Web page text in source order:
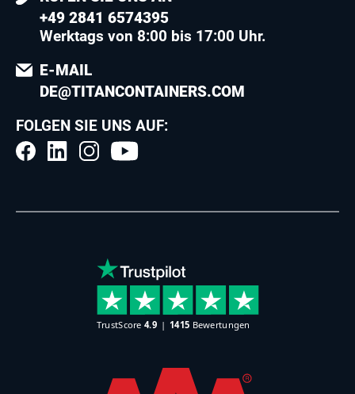
+49 2841 6574395
Werktags von 8:00 bis 17:00 Uhr.
E-MAIL
DE@TITANCONTAINERS.COM
FOLGEN SIE UNS AUF: